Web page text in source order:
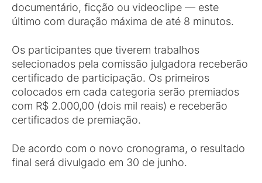
documentário, ficção ou videoclipe — este
último com duração máxima de até 8 minutos.
Os participantes que tiverem trabalhos
selecionados pela comissão julgadora receberão
certificado de participação. Os primeiros
colocados em cada categoria serão premiados
com R$ 2.000,00 (dois mil reais) e receberão
certificados de premiação.
De acordo com o novo cronograma, o resultado
final será divulgado em 30 de junho.